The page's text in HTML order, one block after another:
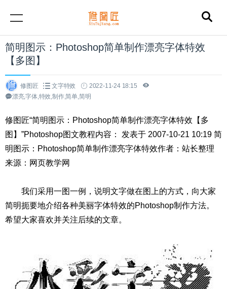
简明图示：Photoshop简单制作漂亮字体特效
【多图】
修图匠 文字特效
2022-11-24 18:15
漂亮,字体,特效,制作,简单,简明
修图匠“简明图示：Photoshop简单制作漂亮字体特效【多
图】”Photoshop图文教程内容： 发表于 2007-10-21 10:19 简
明图示：Photoshop简单制作漂亮字体特效作者：站长整理
来源：网页教学网
我们采用一图一例，说明文字做在图上的方式，向大家
简明扼要地介绍各种美丽字体特效的Photoshop制作方法。
希望大家喜欢并关注后续的文章。